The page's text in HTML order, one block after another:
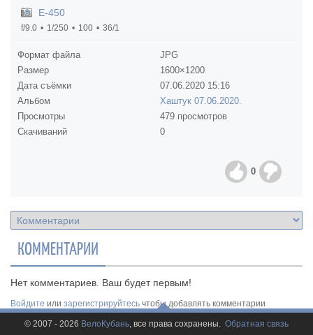
E-450
f/9.0 1/250 100 36/1
Формат файла
JPG
Размер
1600×1200
Дата съёмки
07.06.2020 15:16
Альбом
Хаштук 07.06.2020.
Просмотры
479 просмотров
Скачиваний
0
0
КОММЕНТАРИИ
Нет комментариев. Ваш будет первым!
Войдите или зарегистрируйтесь чтобы добавлять комментарии
© 2007 - 2026 ВелоКубань, все права сохранены. Обратная связь